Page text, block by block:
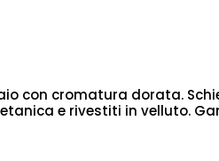
con cromatura dorata.
e rivestiti in velluto.